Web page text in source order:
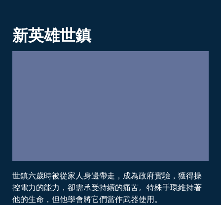
新英雄世鎮
世鎮六歲時被從家人身邊帶走，成為政府實驗，獲得操
控電力的能力，卻需承受持續的痛苦。特殊手環維持著
他的生命，但他學會將它們當作武器使用。